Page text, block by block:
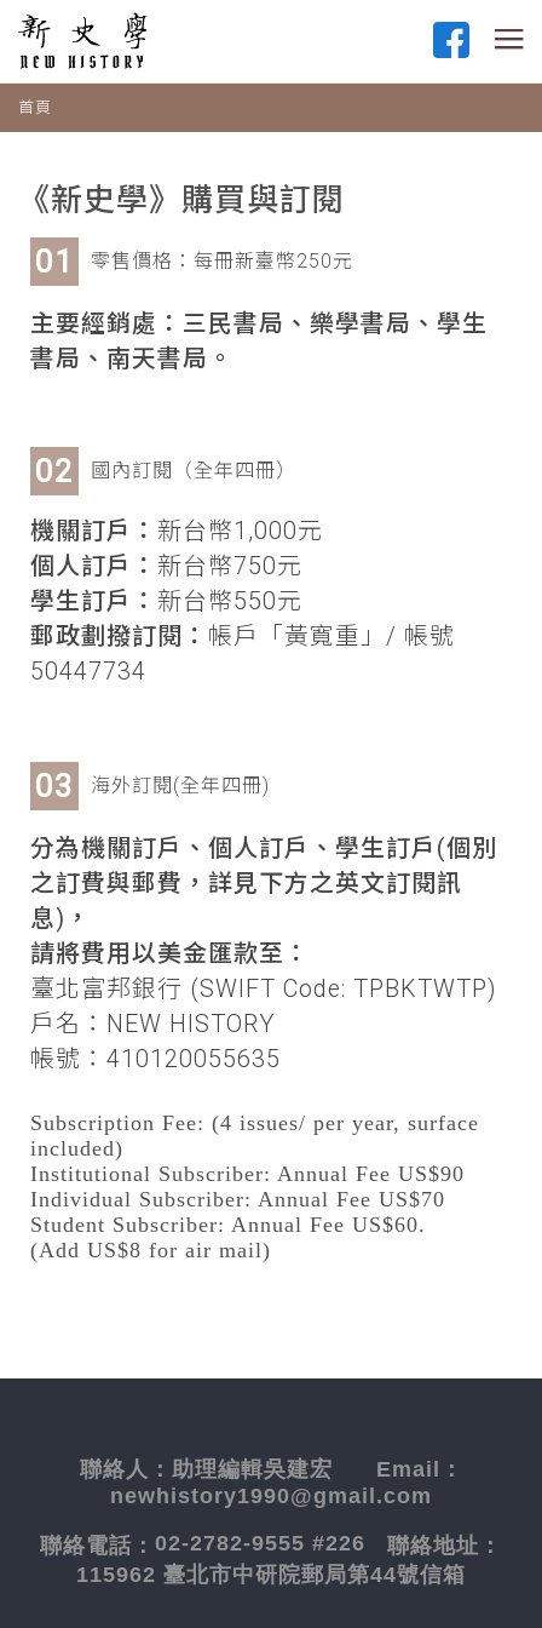
首頁
《新史學》購買與訂閱
零售價格：每冊新臺幣250元
主要經銷處：三民書局、樂學書局、學生
書局、南天書局。
國內訂閱（全年四冊）
機關訂戶： 新台幣1,000元
個人訂戶： 新台幣750元
學生訂戶： 新台幣550元
郵政劃撥訂閱： 帳戶「黃寬重」/ 帳號
50447734
海外訂閱(全年四冊)
分為機關訂戶、個人訂戶、學生訂戶(個別
之訂費與郵費，詳見下方之英文訂閱訊
息)，
請將費用以美金匯款至：
臺北富邦銀行 (SWIFT Code: TPBKTWTP)
戶名：NEW HISTORY
帳號：410120055635
Subscription Fee: (4 issues/ per year, surface
included)
Institutional Subscriber: Annual Fee US$90
Individual Subscriber: Annual Fee US$70
Student Subscriber: Annual Fee US$60.
(Add US$8 for air mail)
聯絡人： 助理編輯吳建宏 Email：
newhistory1990@gmail.com
聯絡電話： 02-2782-9555 #226 聯絡地址：
115962 臺北市中研院郵局第44號信箱